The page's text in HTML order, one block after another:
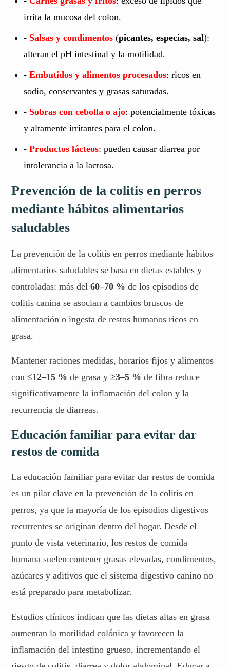
irrita la mucosa del colon.
- Salsas y condimentos (picantes, especias, sal):
alteran el pH intestinal y la motilidad.
- Embutidos y alimentos procesados: ricos en
sodio, conservantes y grasas saturadas.
- Sobras con cebolla o ajo: potencialmente tóxicas
y altamente irritantes para el colon.
- Productos lácteos: pueden causar diarrea por
intolerancia a la lactosa.
Prevención de la colitis en perros
mediante hábitos alimentarios
saludables
La prevención de la colitis en perros mediante hábitos
alimentarios saludables se basa en dietas estables y
controladas: más del 60–70 % de los episodios de
colitis canina se asocian a cambios bruscos de
alimentación o ingesta de restos humanos ricos en
grasa.
Mantener raciones medidas, horarios fijos y alimentos
con ≤12–15 % de grasa y ≥3–5 % de fibra reduce
significativamente la inflamación del colon y la
recurrencia de diarreas.
Educación familiar para evitar dar
restos de comida
La educación familiar para evitar dar restos de comida
es un pilar clave en la prevención de la colitis en
perros, ya que la mayoría de los episodios digestivos
recurrentes se originan dentro del hogar. Desde el
punto de vista veterinario, los restos de comida
humana suelen contener grasas elevadas, condimentos,
azúcares y aditivos que el sistema digestivo canino no
está preparado para metabolizar.
Estudios clínicos indican que las dietas altas en grasa
aumentan la motilidad colónica y favorecen la
inflamación del intestino grueso, incrementando el